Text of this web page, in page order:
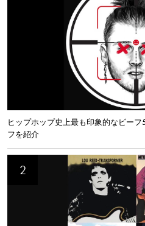
ヒップホップ史上最も印象的なビー
フを紹介